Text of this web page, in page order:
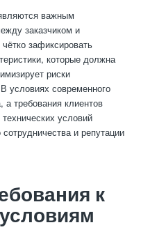
важным
заказчиком и
зафиксировать
которые должна
риски
условиях современного
а требования клиентов
условий
и репутации
к